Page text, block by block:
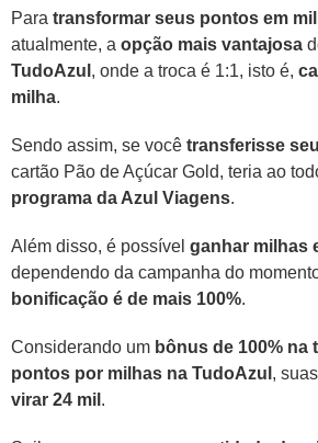
Para transformar seus pontos em
atualmente, a opção mais vantajosa
TudoAzul , onde a troca é 1:1, isto é,
milha.
Sendo assim, se você transferisse
cartão Pão de Açúcar Gold, teria ao
programa da Azul Viagens.
Além disso, é possível ganhar milhas
dependendo da campanha do
bonificação é de mais 100%.
Considerando um bônus de 100% na
pontos por milhas na TudoAzul ,
virar 24 mil .